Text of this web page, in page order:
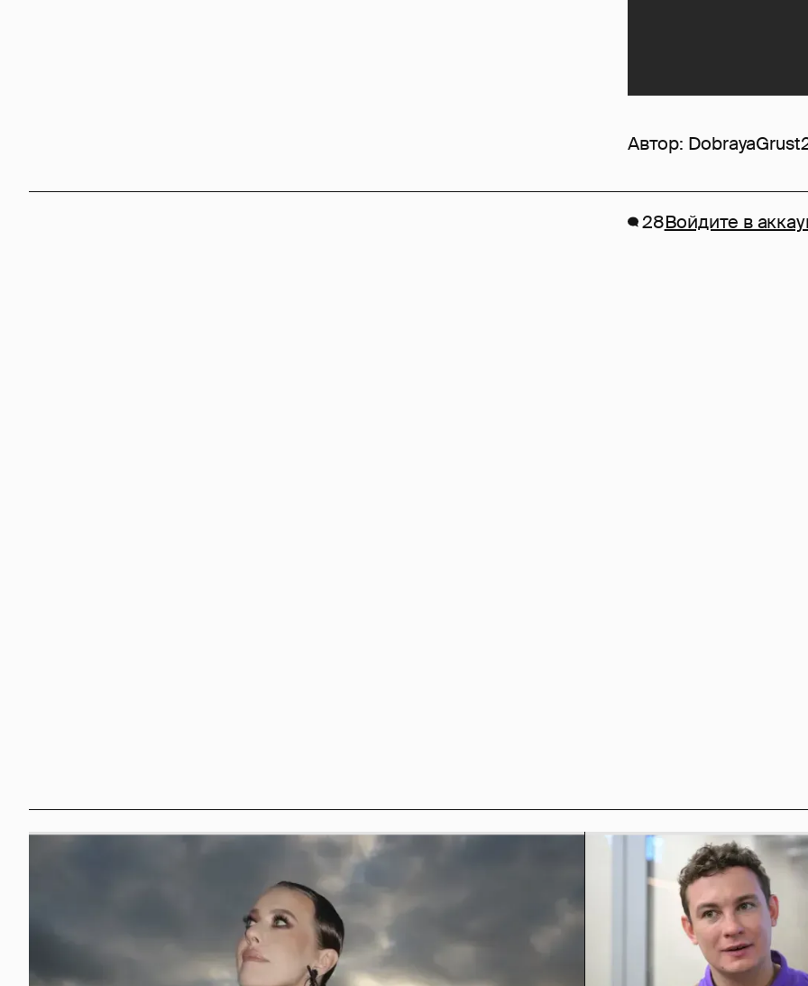
Автор:
28Войдите в